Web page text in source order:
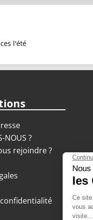
l'été
NOUS ?
rejoindre ?